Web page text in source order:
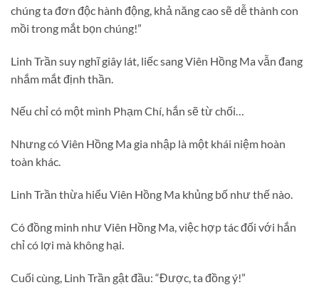
chúng ta đơn độc hành động, khả năng cao sẽ dễ thành con
mồi trong mắt bọn chúng!”
Linh Trần suy nghĩ giây lát, liếc sang Viên Hồng Ma vẫn đang
nhắm mắt định thần.
Nếu chỉ có một mình Phạm Chí, hắn sẽ từ chối…
Nhưng có Viên Hồng Ma gia nhập là một khái niệm hoàn
toàn khác.
Linh Trần thừa hiểu Viên Hồng Ma khủng bố như thế nào.
Có đồng minh như Viên Hồng Ma, việc hợp tác đối với hắn
chỉ có lợi mà không hại.
Cuối cùng, Linh Trần gật đầu: “Được, ta đồng ý!”